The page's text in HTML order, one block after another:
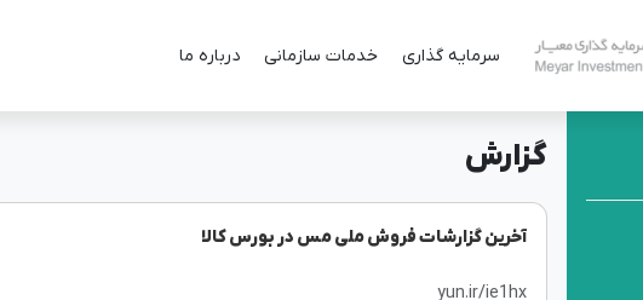
سرمایه گذاری خدمات سازمانی درباره ما
گزارش
آخرین گزارشات فروش ملی مس در بورس کالا
yun.ir/ie1hx